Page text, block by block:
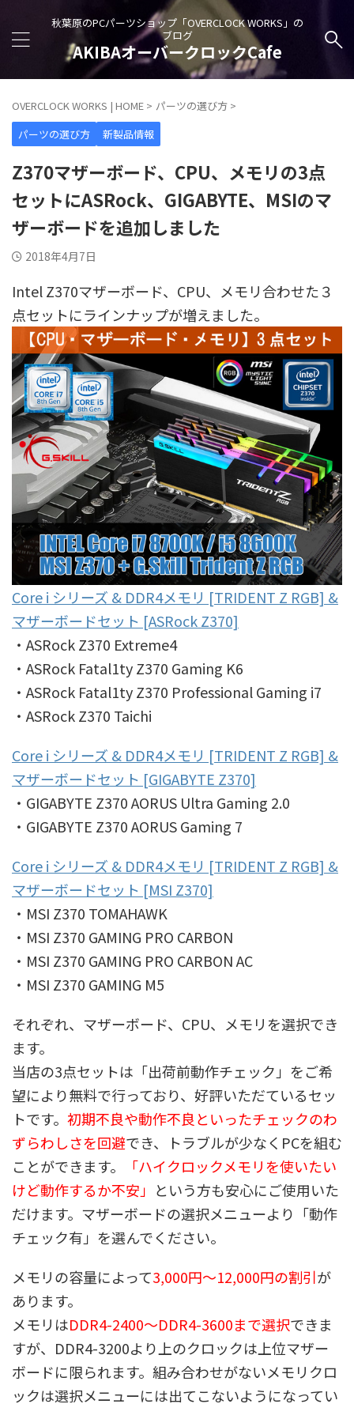
秋葉原のPCパーツショップ「OVERCLOCK WORKS」の
ブログ
AKIBAオーバークロックCafe
OVERCLOCK WORKS | HOME > パーツの選び方 >
パーツの選び方
新製品情報
Z370マザーボード、CPU、メモリの3点
セットにASRock、GIGABYTE、MSIのマ
ザーボードを追加しました
2018年4月7日
Intel Z370マザーボード、CPU、メモリ合わせた３
点セットにラインナップが増えました。
Core i シリーズ & DDR4メモリ [TRIDENT Z RGB] &
マザーボードセット [ASRock Z370]
・ASRock Z370 Extreme4
・ASRock Fatal1ty Z370 Gaming K6
・ASRock Fatal1ty Z370 Professional Gaming i7
・ASRock Z370 Taichi
Core i シリーズ & DDR4メモリ [TRIDENT Z RGB] &
マザーボードセット [GIGABYTE Z370]
・GIGABYTE Z370 AORUS Ultra Gaming 2.0
・GIGABYTE Z370 AORUS Gaming 7
Core i シリーズ & DDR4メモリ [TRIDENT Z RGB] &
マザーボードセット [MSI Z370]
・MSI Z370 TOMAHAWK
・MSI Z370 GAMING PRO CARBON
・MSI Z370 GAMING PRO CARBON AC
・MSI Z370 GAMING M5
それぞれ、マザーボード、CPU、メモリを選択でき
ます。
当店の3点セットは「出荷前動作チェック」をご希
望により無料で行っており、好評いただているセッ
トです。 初期不良や動作不良といったチェックのわ
ずらわしさを回避でき、トラブルが少なくPCを組む
ことができます。
「ハイクロックメモリを使いたい
けど動作するか不安」 という方も安心にご使用いた
だけます。マザーボードの選択メニューより「動作
チェック有」を選んでください。
メモリの容量によって3,000円～12,000円の割引が
あります。
メモリはDDR4-2400～DDR4-3600まで選択できま
すが、DDR4-3200より上のクロックは上位マザー
ボードに限られます。組み合わせがないメモリクロ
ックは選択メニューには出てこないようになってい